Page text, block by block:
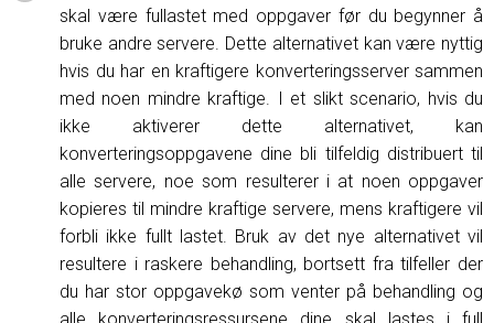
skal være fullastet med oppgaver før du begynner å
bruke andre servere. Dette alternativet kan være nyttig
hvis du har en kraftigere konverteringsserver sammen
med noen mindre kraftige. I et slikt scenario, hvis du
ikke aktiverer dette alternativet, kan
konverteringsoppgavene dine bli tilfeldig distribuert til
alle servere, noe som resulterer i at noen oppgaver
kopieres til mindre kraftige servere, mens kraftigere vil
forbli ikke fullt lastet. Bruk av det nye alternativet vil
resultere i raskere behandling, bortsett fra tilfeller der
du har stor oppgavekø som venter på behandling og